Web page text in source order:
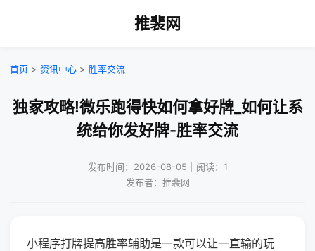
推裴网
首页 > 资讯中心 > 胜率交流
独家攻略!微乐跑得快如何拿好牌_如何让系
统给你发好牌-胜率交流
发布时间：2026-08-05｜阅读：1
发布者：推裴网
小程序打牌提高胜率辅助是一款可以让一直输的玩